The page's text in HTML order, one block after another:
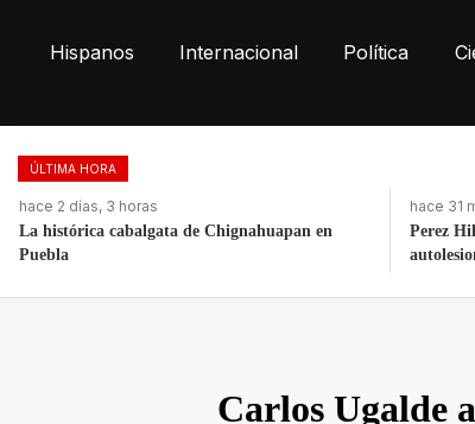
Hispanos Internacional Política
ÚLTIMA HORA
hace 31 minutos
Perez Hilton es hospitalizado tras
autolesionarse en Tiktok
hace 4
EU
Carlos Ugalde